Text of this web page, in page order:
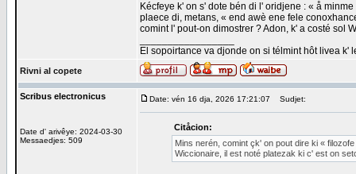
Kécfeye k' on s' dote bén di l' oridjene : « å
plaece di, metans, « end awè ene fele
comint l' pout-on dimostrer ? Adon, k' a costé sol
El sopoirtance va djonde on si télmint hôt livea
Rivni al copete
Scribus electronicus
Date d' arivêye: 2024-03-30
Messaedjes: 509
Date: vén 16 dja, 2026 17:21:07 Sudjet:
Citåcion:
Mins nerén, comint çk' on pout dire ki «
Wiccionaire, il est noté platezak ki c' est on